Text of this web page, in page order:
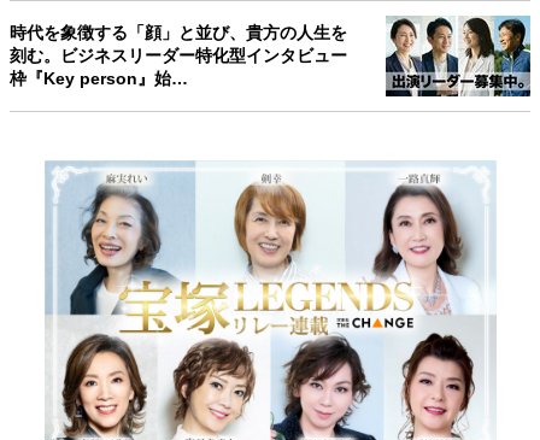
時代を象徴する「顔」と並び、貴方の人生を
刻む。ビジネスリーダー特化型インタビュー
枠『Key person』始…